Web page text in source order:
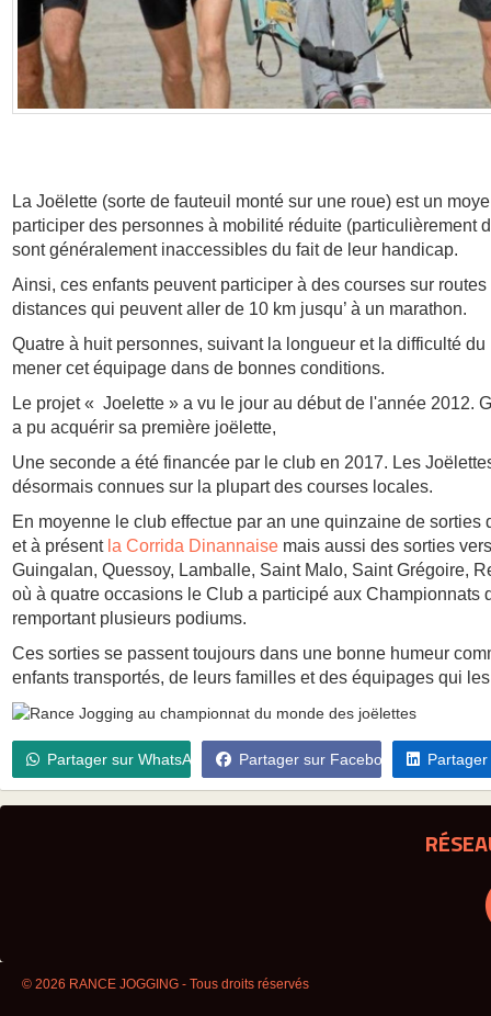
La Joëlette (sorte de fauteuil monté sur une roue) est un
participer des personnes à mobilité réduite (particulièrement
sont généralement inaccessibles du fait de leur handicap.
Ainsi, ces enfants peuvent participer à des courses sur
distances qui peuvent aller de 10 km jusqu’ à un marathon.
Quatre à huit personnes, suivant la longueur et la difficulté
mener cet équipage dans de bonnes conditions.
Le projet « Joelette » a vu le jour au début de l'année 2012.
a pu acquérir sa première joëlette,
Une seconde a été financée par le club en 2017. Les
désormais connues sur la plupart des courses locales.
En moyenne le club effectue par an une quinzaine de
et à présent la Corrida Dinannaise mais aussi des sorties
Guingalan, Quessoy, Lamballe, Saint Malo, Saint Grégoire,
où à quatre occasions le Club a participé aux Championnats
remportant plusieurs podiums.
Ces sorties se passent toujours dans une bonne humeur
enfants transportés, de leurs familles et des équipages qui
Partager sur WhatsApp Partager sur Facebook
© 2026 RANCE JOGGING - Tous droits réservés